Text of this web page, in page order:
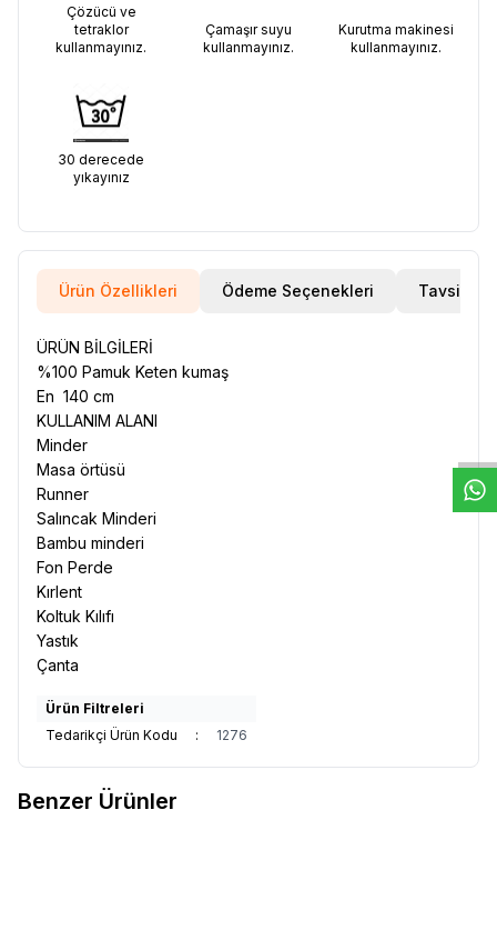
Çözücü ve
tetraklor
kullanmayınız.
Çamaşır suyu
kullanmayınız.
Kurutma makinesi
kullanmayınız.
30 derecede
yıkayınız
Ürün Özellikleri Ödeme Seçenekleri Tavsiye Et
ÜRÜN BİLGİLERİ
%100 Pamuk Keten kumaş
En 140 cm
KULLANIM ALANI
Minder
Masa örtüsü
Runner
Salıncak Minderi
Bambu minderi
Fon Perde
Kırlent
Koltuk Kılıfı
Yastık
Çanta
Ürün Filtreleri
Tedarikçi Ürün Kodu
: 1276
Benzer Ürünler